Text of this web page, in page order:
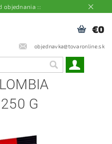
objednania ::
objednavka@tovaronline.sk
€0
G